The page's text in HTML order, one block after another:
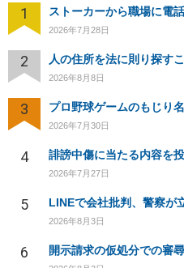
1 ストーカーから職場に電話
2026年7月28日
2 人の住所を法に則り探す
2026年8月8日
3 プロ野球ゲームのもじり
2026年7月30日
4
2026年7月27日
5 LINEで会社批判、警察が
2026年8月3日
6